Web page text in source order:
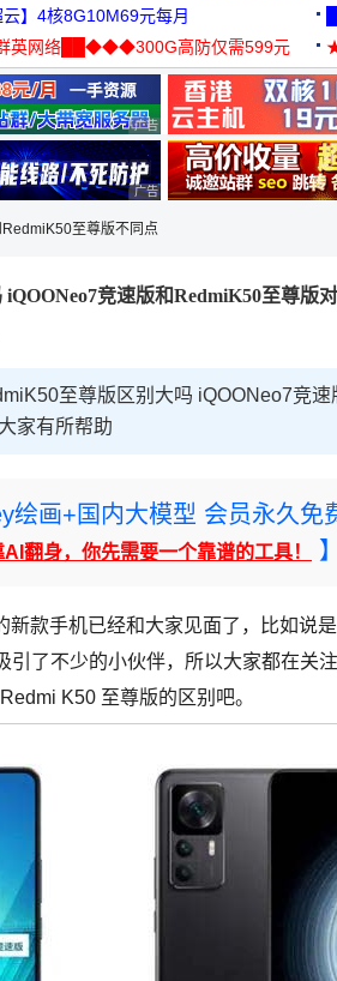
/月
云】4核8G10M69元每月
英网络██◆◆◆300G高防仅需599元
广告 商业广告，理性选择
广告 商业广告，理性选择
至尊版不同点
竞速版和RedmiK50至尊版
至尊版区别大吗 iQOONeo7竞
家有所帮助
绘画+国内大模型 会员永久免
翻身，你先需要一个靠谱的工具！ 】
款手机已经和大家见面了，比如说
引了不少的小伙伴，所以大家都在关
K50 至尊版的区别吧。